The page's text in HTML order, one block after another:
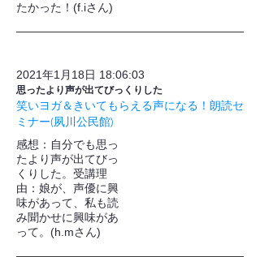
たかった！(f.iさん)
2021年1月18日 18:06:03
思ったより声が出てびっくりした
笑いヨガ＆きいてもらえる声になる！朗読セ
ミナー(夙川公民館)
​感想：自分でも思っ
たより声が出てびっ
くりした。受講理
由：娘が、声優に興
味があって、私も読
み聞かせに興味があ
って。(h.mさん)